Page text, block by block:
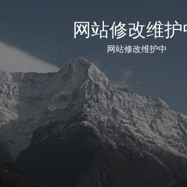
网站修改维
网站修改维护中